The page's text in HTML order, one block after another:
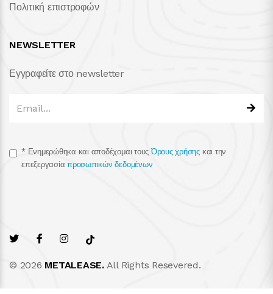
Πολιτική επιστροφών
NEWSLETTER
Εγγραφείτε στο newsletter
*Ενημερώθηκα και αποδέχομαι τουςΌρους χρήσηςκαι την
επεξεργασίαπροσωπικών δεδομένων
© 2026 METALEASE.All Rights Resevered.